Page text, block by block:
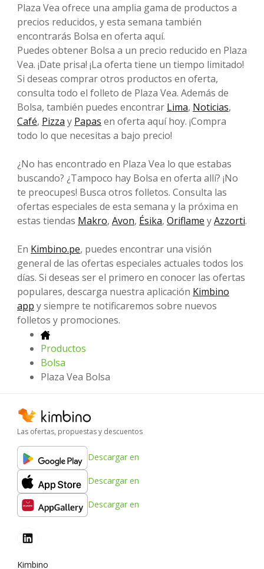
Plaza Vea ofrece una amplia gama de productos a
precios reducidos, y esta semana también
encontrarás Bolsa en oferta aquí.
Puedes obtener Bolsa a un precio reducido en Plaza
Vea. ¡Date prisa! ¡La oferta tiene un tiempo limitado!
Si deseas comprar otros productos en oferta,
consulta todo el folleto de Plaza Vea. Además de
Bolsa, también puedes encontrar Lima, Noticias,
Café, Pizza y Papas en oferta aquí hoy. ¡Compra
todo lo que necesitas a bajo precio!
¿No has encontrado en Plaza Vea lo que estabas
buscando? ¿Tampoco hay Bolsa en oferta allí? ¡No
te preocupes! Busca otros folletos. Consulta las
ofertas especiales de esta semana y la próxima en
estas tiendas Makro, Avon, Ésika, Oriflame yAzzorti.
En Kimbino.pe, puedes encontrar una visión
general de las ofertas especiales actuales todos los
días. Si deseas ser el primero en conocer las ofertas
populares, descarga nuestra aplicación Kimbino
app y siempre te notificaremos sobre nuevos
folletos y promociones.
Productos
Bolsa
Plaza Vea Bolsa
Las ofertas, propuestas y descuentos
Descargar en
Descargar en
Descargar en
Kimbino